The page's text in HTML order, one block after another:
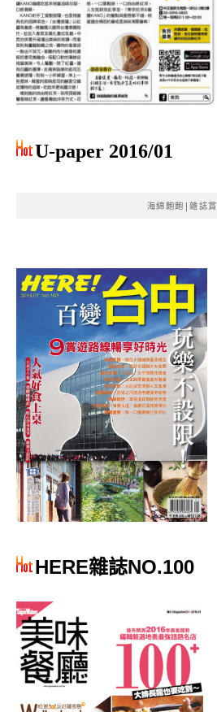
U-paper 2016/01
海綿飽飽|雜誌賞
HERE雜誌NO.100